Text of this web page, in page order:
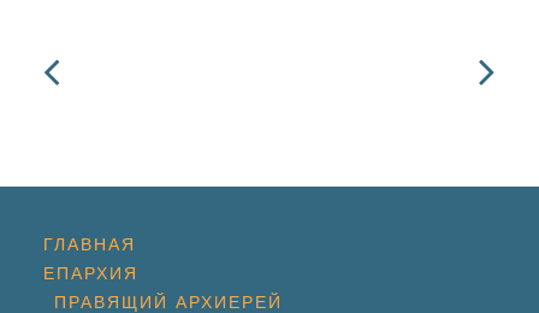
ГЛАВНАЯ
ЕПАРХИЯ
ПРАВЯЩИЙ АРХИЕРЕЙ